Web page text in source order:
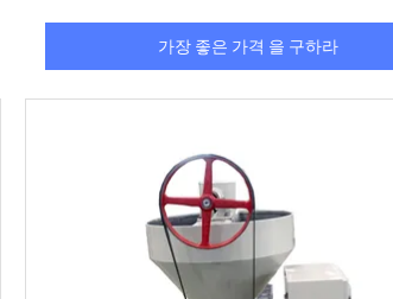
가장 좋은 가격 을 구하라